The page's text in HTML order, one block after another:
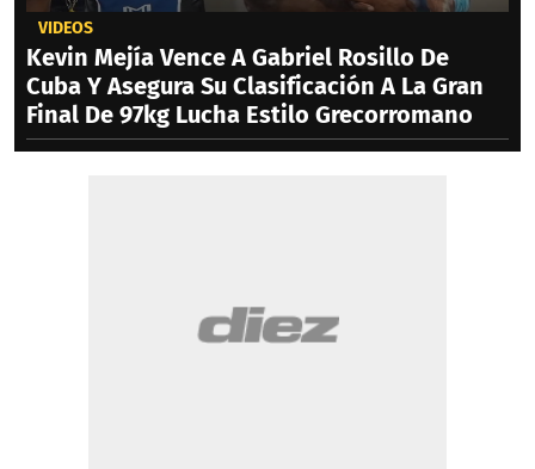
VIDEOS
Kevin Mejía Vence A Gabriel Rosillo De
Cuba Y Asegura Su Clasificación A La Gran
Final De 97kg Lucha Estilo Grecorromano